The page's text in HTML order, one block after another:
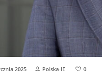
2025 Polska-IE 0